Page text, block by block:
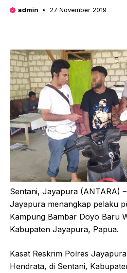
admin 27 November 2019
Sentani, Jayapura (ANTARA)
Jayapura menangkap pelaku
Kampung Bambar Doyo Baru
Kabupaten Jayapura, Papua.
Kasat Reskrim Polres
Hendrata, di Sentani,